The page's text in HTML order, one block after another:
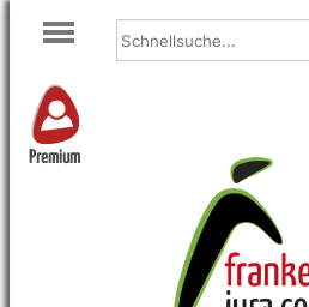
Premium